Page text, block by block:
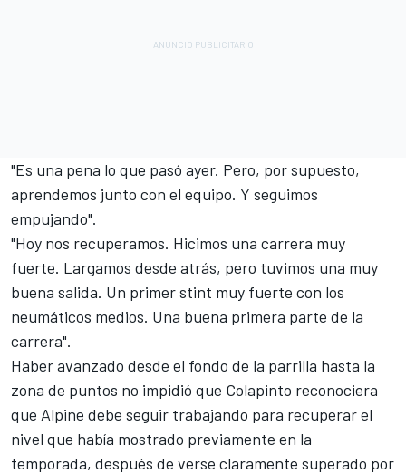
"Es una pena lo que pasó ayer. Pero, por supuesto,
aprendemos junto con el equipo. Y seguimos
empujando".
"Hoy nos recuperamos. Hicimos una carrera muy
fuerte. Largamos desde atrás, pero tuvimos una muy
buena salida. Un primer stint muy fuerte con los
neumáticos medios. Una buena primera parte de la
carrera".
Haber avanzado desde el fondo de la parrilla hasta la
zona de puntos no impidió que Colapinto reconociera
que Alpine debe seguir trabajando para recuperar el
nivel que había mostrado previamente en la
temporada, después de verse claramente superado por